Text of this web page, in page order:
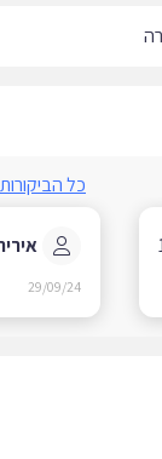
כל הביקורות
אירית
29/09/24